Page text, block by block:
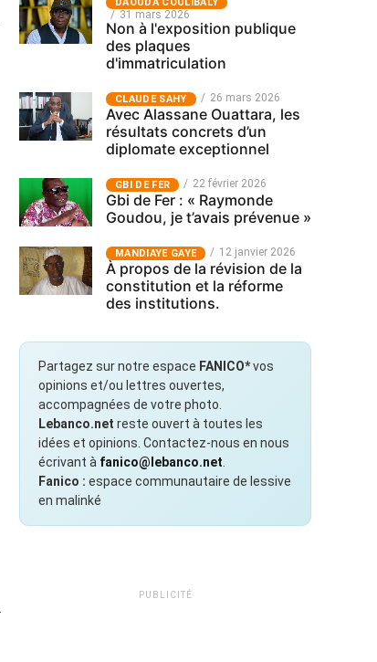
31 mars 2026
Non à l'exposition publique
des plaques
d'immatriculation
CLAUDE SAHY 26 mars 2026
Avec Alassane Ouattara, les
résultats concrets d’un
diplomate exceptionnel
GBI DE FER 22 février 2026
Gbi de Fer : « Raymonde
Goudou, je t’avais prévenue »
MANDIAYE GAYE 12 janvier 2026
À propos de la révision de la
constitution et la réforme
des institutions.
Partagez sur notre espace FANICO*vos
opinions et/ou lettres ouvertes,
accompagnées de votre photo.
Lebanco.net reste ouvert à toutes les
idées et opinions. Contactez-nous en nous
écrivant à fanico@lebanco.net
Fanico : espace communautaire de lessive
en malinké
PUBLICITÉ